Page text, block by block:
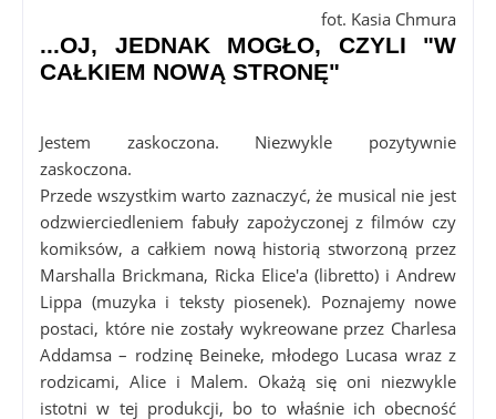
fot. Kasia Chmura
...OJ, JEDNAK MOGŁO, CZYLI "W
CAŁKIEM NOWĄ STRONĘ"
Jestem zaskoczona. Niezwykle pozytywnie
zaskoczona.
Przede wszystkim warto zaznaczyć, że musical nie jest
odzwierciedleniem fabuły zapożyczonej z filmów czy
komiksów, a całkiem nową historią stworzoną przez
Marshalla Brickmana, Ricka Elice'a (libretto) i Andrew
Lippa (muzyka i teksty piosenek). Poznajemy nowe
postaci, które nie zostały wykreowane przez Charlesa
Addamsa – rodzinę Beineke, młodego Lucasa wraz z
rodzicami, Alice i Malem. Okażą się oni niezwykle
istotni w tej produkcji, bo to właśnie ich obecność